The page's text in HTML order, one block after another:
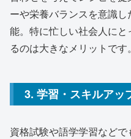
ーや栄養バランスを意識
能。特に忙しい社会人に
るのは大きなメリットです。
3. 学習・スキルアッ
資格試験や語学学習など